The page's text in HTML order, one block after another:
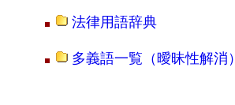
法律用語辞典
多義語一覧（曖昧性解消）